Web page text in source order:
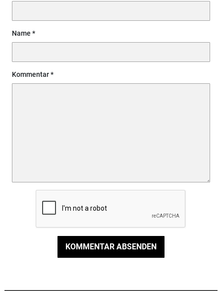
Name
Kommentar
KOMMENTAR ABSENDEN